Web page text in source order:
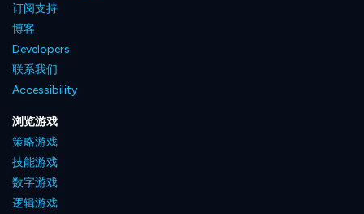
订阅支持
博客
Developers
联系我们
Accessibility
浏览游戏
策略游戏
技能游戏
数字游戏
逻辑游戏